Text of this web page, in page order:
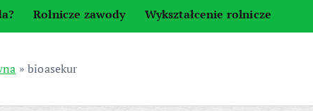
Rolnicze zawody Wykształcenie rolnicze
»bioasekur